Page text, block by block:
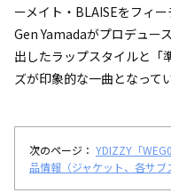
ーメイト・BLAISEをフィ
Gen Yamadaがプロデュー
出したラップスタイルと「
ズが印象的な一曲となって
次のページ： YDIZZY「
品情報（ジャケット、各サブ